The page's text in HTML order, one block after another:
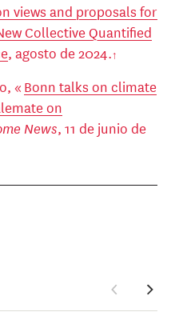
views and proposals for
Collective Quantified
, agosto de 2024.
« Bonn talks on climate
on
News, 11 de junio de